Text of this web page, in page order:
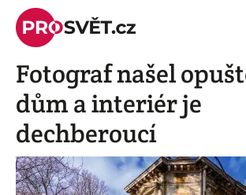
Skip
content
Fotograf našel
dům a interiér je
dechberoucí